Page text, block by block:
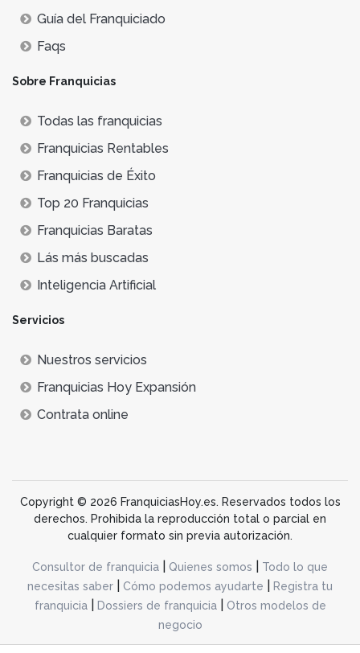
Guía del Franquiciado
Faqs
Sobre Franquicias
Todas las franquicias
Franquicias Rentables
Franquicias de Éxito
Top 20 Franquicias
Franquicias Baratas
Lás más buscadas
Inteligencia Artificial
Servicios
Nuestros servicios
Franquicias Hoy Expansión
Contrata online
Copyright © 2026 FranquiciasHoy.es. Reservados todos los
derechos. Prohibida la reproducción total o parcial en
cualquier formato sin previa autorización.
Consultor de franquicia Quienes somos
Todo lo que
necesitas saber
Cómo podemos ayudarte
Registra tu
franquicia| Dossiers de franquicia|
Otros modelos de
negocio